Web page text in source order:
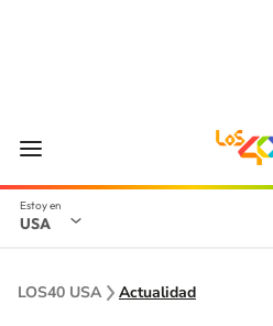
USA
LOS40 USA Actualidad